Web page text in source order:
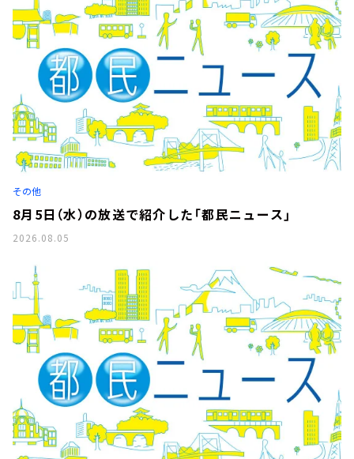
その他
8月5日（水）の放送で紹介した「都民ニュース」
2026.08.05